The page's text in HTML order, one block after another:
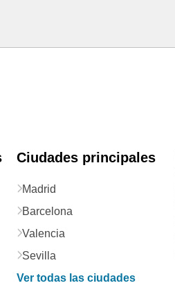
Ciudades principales
Madrid
Barcelona
Valencia
Sevilla
Ver todas las ciudades